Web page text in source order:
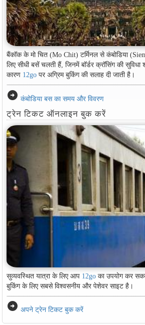
बैंकॉक के मो चित (Mo Chit) टर्मिनल से कंबोडिया
लिए सीधी बसें चलती हैं, जिनमें बॉर्डर क्रॉसिंग की सुविधा
कारण 12goपर अग्रिम बुकिंग की सलाह दी जाती है।
arrow_circle_right कंबोडिया बस का समय और विवरण
ट्रेन टिकट ऑनलाइन बुक करें
सुव्यवस्थित यात्रा के लिए आप 12goका उपयोग कर
बुकिंग के लिए सबसे विश्वसनीय और पेशेवर साइट है।
arrow_circle_right अपने ट्रेन टिकट बुक करें